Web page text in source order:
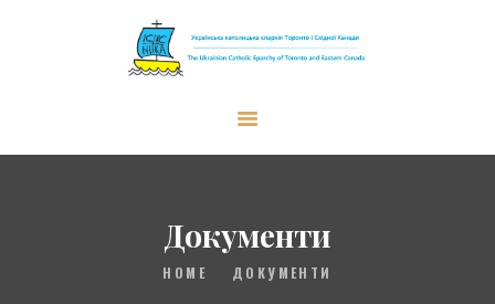
Документи
HOME ДОКУМЕНТИ
The Ukrainian Catholic Eparchy of
CЛУЖІННЯ
ПАРАФІЇ